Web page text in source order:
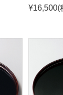
¥16,500(